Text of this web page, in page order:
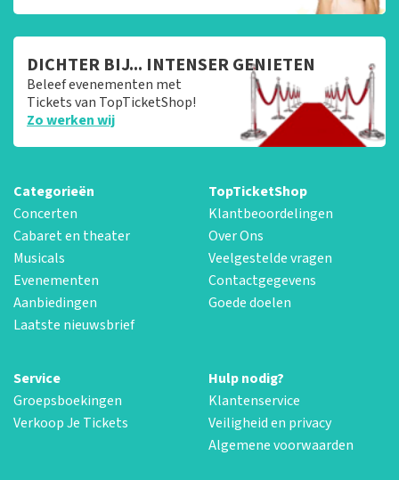
DICHTER BIJ... INTENSER GENIETEN
Beleef evenementen met
Tickets van TopTicketShop!
Zo werken wij
Categorieën
Concerten
Cabaret en theater
Musicals
Evenementen
Aanbiedingen
Laatste nieuwsbrief
TopTicketShop
Klantbeoordelingen
Over Ons
Veelgestelde vragen
Contactgegevens
Goede doelen
Service
Groepsboekingen
Verkoop Je Tickets
Hulp nodig?
Klantenservice
Veiligheid en privacy
Algemene voorwaarden